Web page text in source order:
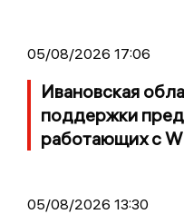
05/08/2026 17:06
Ивановская
поддержки
работающих с
05/08/2026 13:30